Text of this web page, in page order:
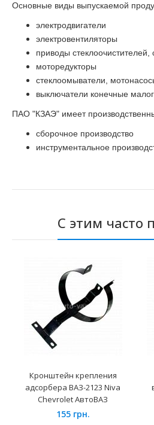
Основные виды выпускаемой
электродвигатели
электровентиляторы
приводы стеклоочистителей,
моторедукторы
стеклоомыватели,
выключатели конечные
ПАО "КЗАЭ" имеет
сборочное производство
инструментальное
С этим часто
Кронштейн крепления
адсорбера ВАЗ-2123 Niva
Chevrolet АвтоВАЗ
155 грн.